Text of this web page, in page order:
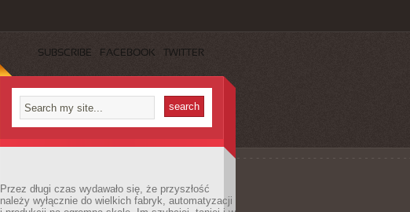
SUBSCRIBE FACEBOOK TWITTER
Przez długi czas wydawało się, że przyszłość
należy wyłącznie do wielkich fabryk, automatyzacji